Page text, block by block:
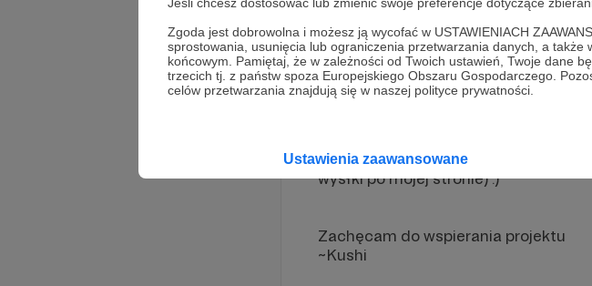
Zgoda jest dobrowolna i możesz ją wycofać w USTAWIENIACH
sprostowania, usunięcia lub ograniczenia przetwarzania danych, a
końcowym. Pamiętaj, że w zależności od Twoich ustawień, Twoje dane
trzecich tj. z państw spoza Europejskiego Obszaru Gospodarczego.
celów przetwarzania znajdują się w naszej polityce prywatności.
Ustawienia zaawansowane
Podczas mojego pobytu w Osace
Pokémoni ręcznie wybiorę dla
w ramach podziękowania za
Proszę pamiętać, że karty mają
pieniężną! Wysyłka odbędzie się na
wysłki po mojej stronie) :)
Zachęcam do wspierania projektu
~Kushi